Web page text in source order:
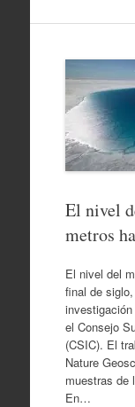
El nivel
metros
El nivel del
final de
el Consejo
(CSIC). El
Nature
muestras de
En…